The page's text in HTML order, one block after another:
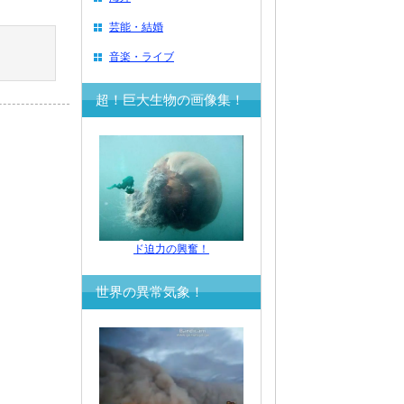
芸能・結婚
音楽・ライブ
超！巨大生物の画像集！
ド迫力の興奮！
世界の異常気象！